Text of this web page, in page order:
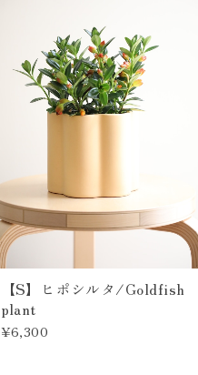
【S】ヒポシルタ/Goldfish
plant
¥6,300